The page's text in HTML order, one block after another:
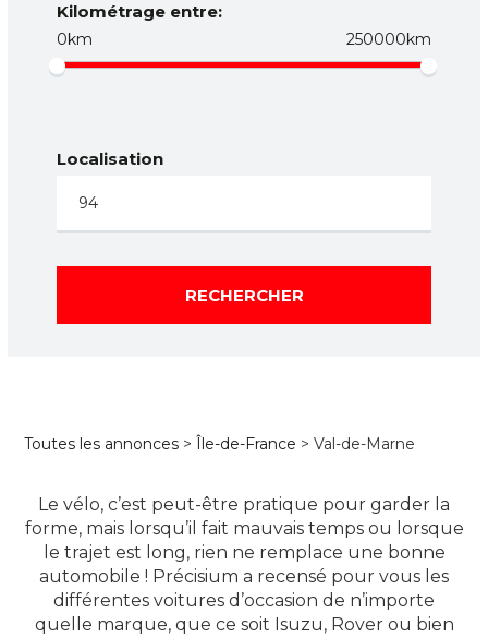
Kilométrage entre:
0km 250000km
Localisation
RECHERCHER
Toutes les annonces >Île-de-France > Val-de-Marne
Le vélo, c’est peut-être pratique pour garder la
forme, mais lorsqu’il fait mauvais temps ou lorsque
le trajet est long, rien ne remplace une bonne
automobile ! Précisium a recensé pour vous les
différentes voitures d’occasion de n’importe
quelle marque, que ce soit Isuzu, Rover ou bien